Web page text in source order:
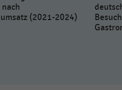
(2021-2024)